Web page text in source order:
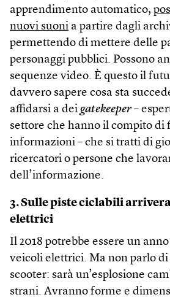
apprendimento automatico,
nuovi suoni a partire dagli
permettendo di mettere delle
personaggi pubblici. Possono
sequenze video. È questo il
davvero sapere cosa sta
affidarsi a dei gatekeeper –
settore che hanno il compito di
informazioni – che si tratti di
ricercatori o persone che
dell’informazione.
3. Sulle piste ciclabili
elettrici
Il 2018 potrebbe essere un
veicoli elettrici. Ma non parlo
scooter: sarà un’esplosione
strani. Avranno forme e